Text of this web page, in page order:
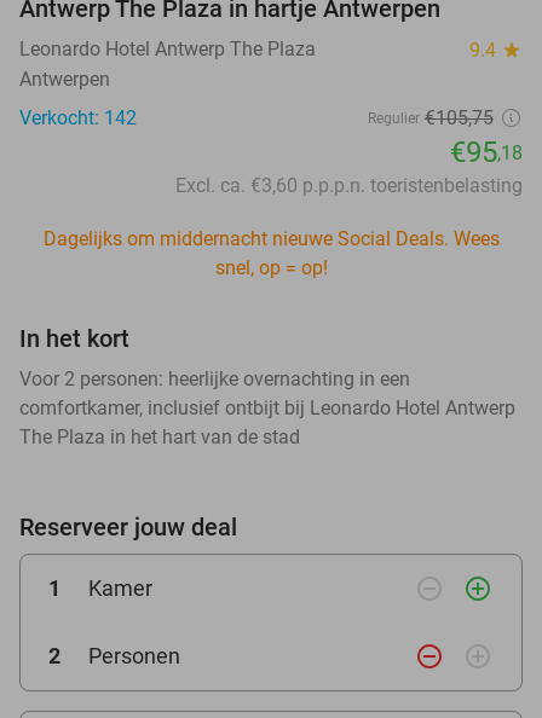
Antwerp The Plaza in hartje Antwerpen
Leonardo Hotel Antwerp The Plaza 9.4 star
Antwerpen
Verkocht: 142
Regulier €105,75
€95,18
Excl. ca. €3,60 p.p.p.n. toeristenbelasting
Dagelijks om middernacht nieuwe Social Deals. Wees
snel, op = op!
In het kort
Voor 2 personen: heerlijke overnachting in een
comfortkamer, inclusief ontbijt bij Leonardo Hotel Antwerp
The Plaza in het hart van de stad
Reserveer jouw deal
1 Kamer remove_circle_outline add_circle_outline
2 Personen remove_circle_outline add_circle_outline